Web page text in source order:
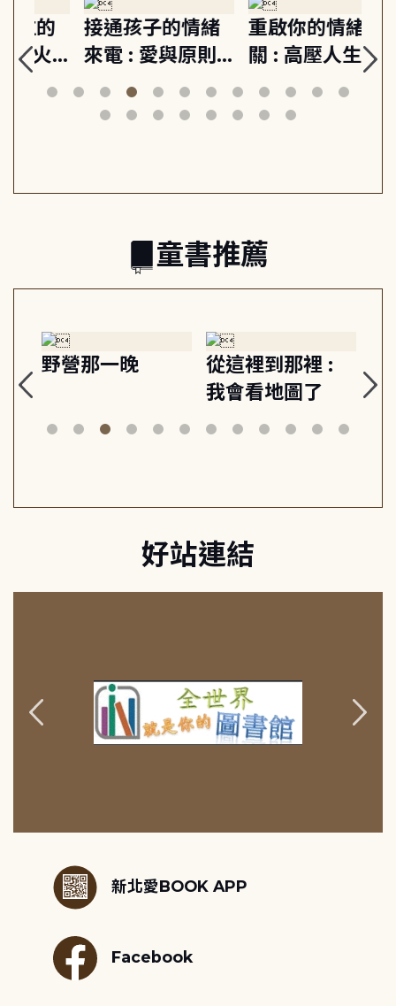
重啟你的情緒開
關 : 高壓人生不
爆炸指南, 5分鐘
減輕身心壓力, 找
成熟大人的幸福
上手力 : 擁抱平
凡中的每個燦爛
時刻, 給匱乏世代
球
童書推薦
狗探長史丹利和
案
Gracie under
the waves
好站連結
新北愛BOOK APP
Facebook